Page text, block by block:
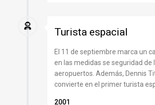
Turista espacial
El 11 de septiembre marca un
en las medidas se seguridad de
aeropuertos. Además, Dennis
convierte en el primer turista
2001